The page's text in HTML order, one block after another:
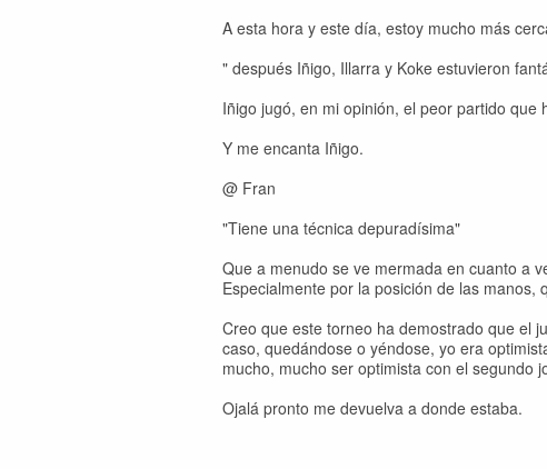
A esta hora y este día, estoy mucho más
" después Iñigo, Illarra y Koke estuvieron
Iñigo jugó, en mi opinión, el peor partido
Y me encanta Iñigo.
@ Fran
"Tiene una técnica depuradísima"
Que a menudo se ve mermada en cuanto a
Especialmente por la posición de las
Creo que este torneo ha demostrado que el
caso, quedándose o yéndose, yo era
mucho, mucho ser optimista con el segundo
Ojalá pronto me devuelva a donde estaba.